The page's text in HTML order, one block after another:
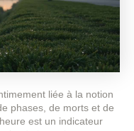
liée à la notion
phases, de morts et de
est un indicateur